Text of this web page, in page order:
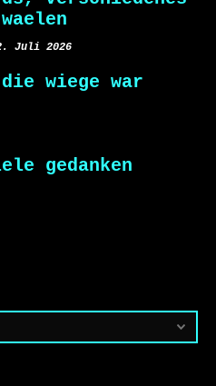
Juli 2026
wiege war
gedanken